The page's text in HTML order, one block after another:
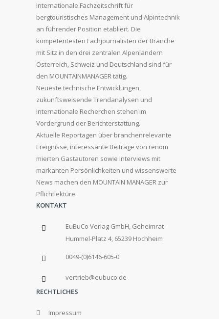
internationale Fachzeitschrift für
bergtouristisches Management und Alpintechnik
an führender Position etabliert. Die
kompetentesten Fachjournalisten der Branche
mit Sitz in den drei zentralen Alpenländern
Österreich, Schweiz und Deutschland sind für
den MOUNTAINMANAGER tätig.
Neueste technische Entwicklungen,
zukunftsweisende Trendanalysen und
internationale Recherchen stehen im
Vordergrund der Berichterstattung.
Aktuelle Reportagen über branchenrelevante
Ereignisse, interessante Beiträge von renom
mierten Gastautoren sowie Interviews mit
markanten Persönlichkeiten und wissenswerte
News machen den MOUNTAIN MANAGER zur
Pflichtlektüre.
KONTAKT
EuBuCo Verlag GmbH, Geheimrat-
Hummel-Platz 4, 65239 Hochheim
0049-(0)6146-605-0
vertrieb@eubuco.de
RECHTLICHES
Impressum